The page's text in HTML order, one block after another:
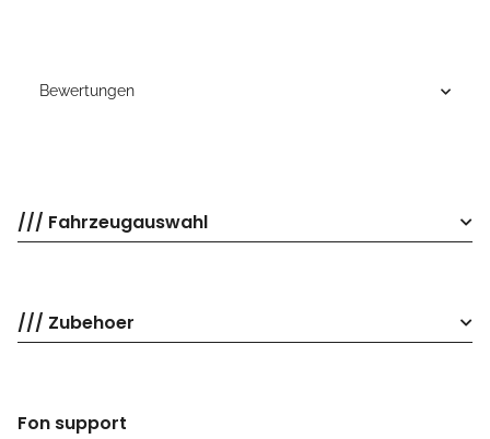
Bewertungen
/// Fahrzeugauswahl
/// Zubehoer
Fon support